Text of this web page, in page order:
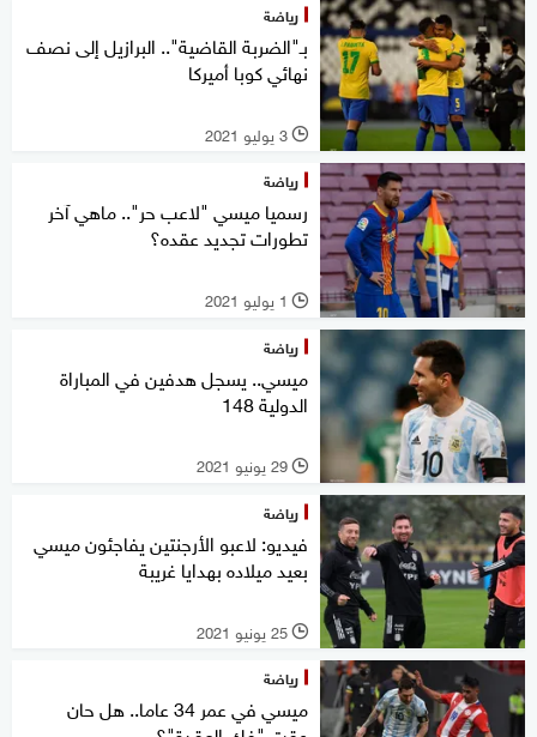
رياضة
بـ"الضربة القاضية".. البرازيل إلى نصف
نهائي كوبا أميركا
l 3 يوليو 2021
رياضة
رسميا ميسي "لاعب حر".. ماهي آخر
تطورات تجديد عقده؟
l 1 يوليو 2021
رياضة
ميسي.. يسجل هدفين في المباراة
الدولية 148
l 29 يونيو 2021
رياضة
فيديو: لاعبو الأرجنتين يفاجئون ميسي
بعيد ميلاده بهدايا غريبة
l 25 يونيو 2021
رياضة
ميسي في عمر 34 عاما.. هل حان